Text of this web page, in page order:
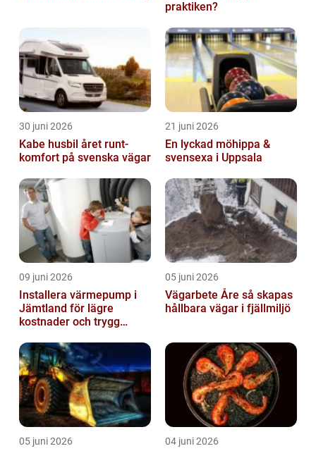
praktiken?
30 juni 2026
Kabe husbil året runt-
komfort på svenska vägar
21 juni 2026
En lyckad möhippa &
svensexa i Uppsala
09 juni 2026
Installera värmepump i
Jämtland för lägre
kostnader och trygg
05 juni 2026
Vägarbete Åre så skapas
hållbara vägar i fjällmiljö
05 juni 2026 04 juni 2026